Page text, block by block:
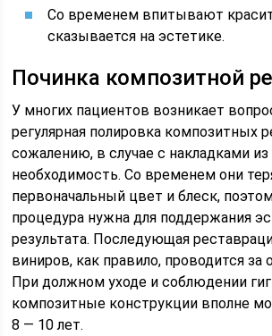
Со временем впитывают
сказывается на эстетике.
Починка композитной
У многих пациентов возникает
регулярная полировка композитных
сожалению, в случае с накладками
необходимость. Со временем они
первоначальный цвет и блеск,
процедура нужна для поддержания
результата. Последующая
виниров, как правило, проводится за
При должном уходе и соблюдении
композитные конструкции вполне
8 — 10 лет.